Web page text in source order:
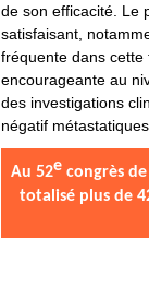
de son efficacité. Le
satisfaisant,
fréquente dans
encourageante au
des investigations
négatif métastatiques.
Au 52e congrès
totalisé plus de